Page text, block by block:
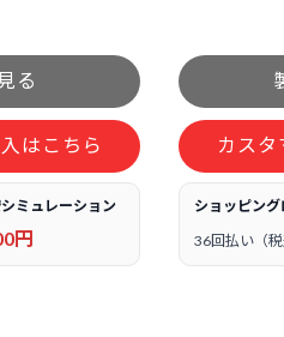
はこちら
ミュレーション
円
カスタ
ショッピン
36回払い（税